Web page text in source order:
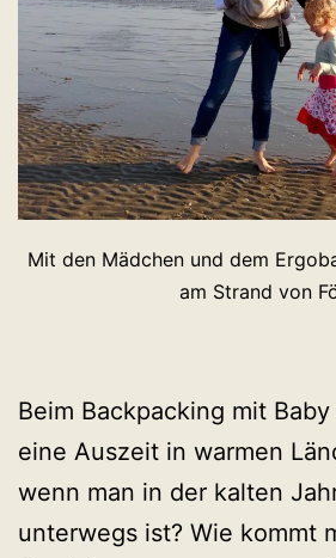
Mit den Mädchen und dem
am Strand von
Beim Backpacking mit
eine Auszeit in warmen
wenn man in der kalten
unterwegs ist? Wie kommt